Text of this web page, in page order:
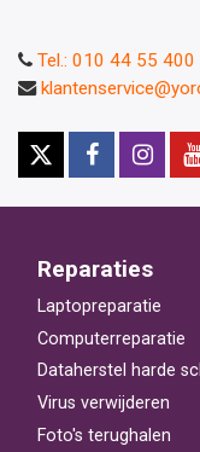
Tel.: 010 44 55 400
Reparaties
Laptopreparatie
Computerreparatie
Dataherstel harde
Virus verwijderen
Foto's terughalen